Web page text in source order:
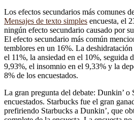
Los efectos secundarios más comunes
Mensajes de texto simples encuesta, el
ningún efecto secundario causado por
El efecto secundario más común
temblores en un 16%. La
el 11%, la ansiedad en el 10%, seguida
9,93%, el insomnio en el 9,33% y la
8% de los encuestados.
La gran pregunta del debate: Dunkin’ o
encuestados. Starbucks fue el gran
prefiriendo Starbucks a Dunkin’, que